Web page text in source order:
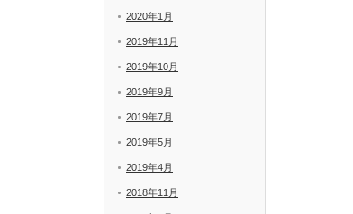
2020年1月
2019年11月
2019年10月
2019年9月
2019年7月
2019年5月
2019年4月
2018年11月